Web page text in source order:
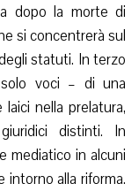
dopo la morte di
si concentrerà sul
statuti. In terzo
voci – di una
nella prelatura,
distinti. In
mediatico in alcuni
intorno alla riforma.